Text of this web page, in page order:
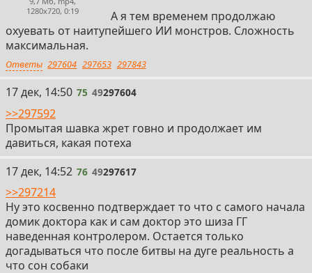
1280x720, 0:19
А я тем временем продолжаю
охуевать от наитупейшего ИИ монстров. Сложность
максимальная.
Ответы 297604 297653 297843
75
17 дек, 14:50 75 49297604
>>297592
Промытая шавка жрет говно и продолжает им
давиться, какая потеха
76
17 дек, 14:52 76 49297617
>>297214
Ну это косвенно подтверждает то что с самого начала
домик доктора как и сам доктор это шиза ГГ
наведенная контролером. Остается только
догадываться что после битвы на дуге реальность а
что сон собаки